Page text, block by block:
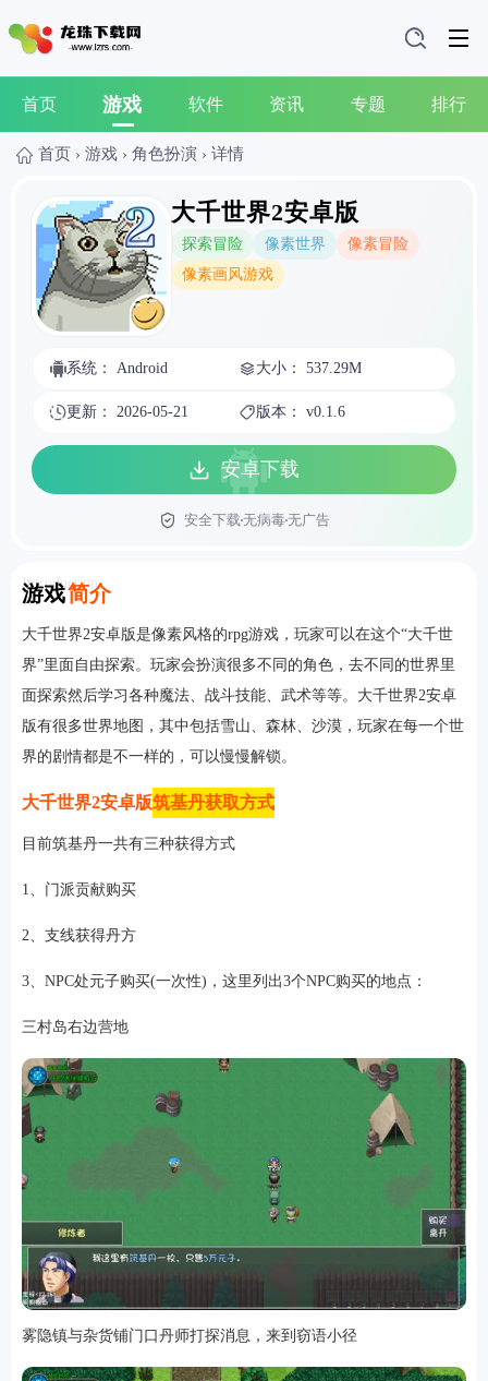
游戏
首页 游戏 软件 资讯 专题 排行
首页 › 游戏 › 角色扮演 › 详情
大千世界2安卓版
探索冒险 像素世界
像素冒险
像素画风游戏
系统： Android 大小： 537.29M
更新： 2026-05-21 版本： v0.1.6
安卓下载
安全下载无病毒无广告
游戏简介
Introduction
大千世界2安卓版是像素风格的rpg游戏，玩家可以在这个“大千世
界”里面自由探索。玩家会扮演很多不同的角色，去不同的世界里
面探索然后学习各种魔法、战斗技能、武术等等。大千世界2安卓
版有很多世界地图，其中包括雪山、森林、沙漠，玩家在每一个世
界的剧情都是不一样的，可以慢慢解锁。
大千世界2安卓版筑基丹获取方式
目前筑基丹一共有三种获得方式
1、门派贡献购买
2、支线获得丹方
3、NPC处元子购买(一次性)，这里列出3个NPC购买的地点：
三村岛右边营地
雾隐镇与杂货铺门口丹师打探消息，来到窃语小径